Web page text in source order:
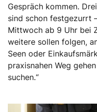
Gespräch kommen.
sind schon festgezurrt
Mittwoch ab 9 Uhr bei
weitere sollen folgen,
Seen oder
praxisnahen Weg
suchen.“